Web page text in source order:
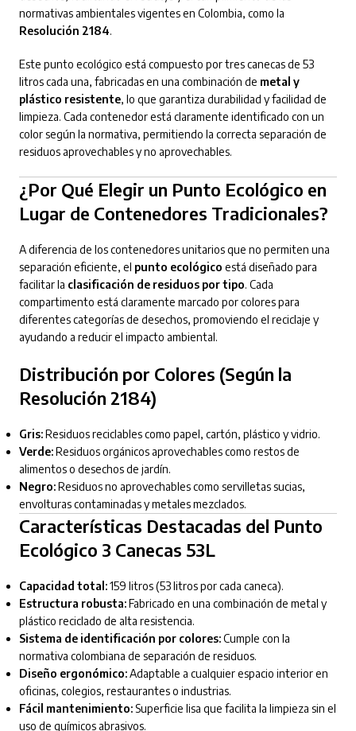
normativas ambientales vigentes en Colombia, como la
Resolución 2184.
Este punto ecológico está compuesto por tres canecas de 53
litros cada una, fabricadas en una combinación de metal y
plástico resistente, lo que garantiza durabilidad y facilidad de
limpieza. Cada contenedor está claramente identificado con un
color según la normativa, permitiendo la correcta separación de
residuos aprovechables y no aprovechables.
¿Por Qué Elegir un Punto Ecológico en
Lugar de Contenedores Tradicionales?
A diferencia de los contenedores unitarios que no permiten una
separación eficiente, el punto ecológico está diseñado para
facilitar la clasificación de residuos por tipo. Cada
compartimento está claramente marcado por colores para
diferentes categorías de desechos, promoviendo el reciclaje y
ayudando a reducir el impacto ambiental.
Distribución por Colores (Según la
Resolución 2184)
Gris:Residuos reciclables como papel, cartón, plástico y vidrio.
Verde:Residuos orgánicos aprovechables como restos de
alimentos o desechos de jardín.
Negro:Residuos no aprovechables como servilletas sucias,
envolturas contaminadas y metales mezclados.
Características Destacadas del Punto
Ecológico 3 Canecas 53L
Capacidad total:159 litros (53 litros por cada caneca).
Estructura robusta:Fabricado en una combinación de metal y
plástico reciclado de alta resistencia.
Sistema de identificación por colores:Cumple con la
normativa colombiana de separación de residuos.
Diseño ergonómico:Adaptable a cualquier espacio interior en
oficinas, colegios, restaurantes o industrias.
Fácil mantenimiento:Superficie lisa que facilita la limpieza sin el
uso de químicos abrasivos.